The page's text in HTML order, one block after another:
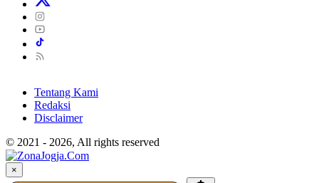
Tentang Kami
Redaksi
Disclaimer
© 2021 - 2026, All rights reserved
×